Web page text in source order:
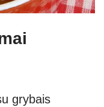
grybais